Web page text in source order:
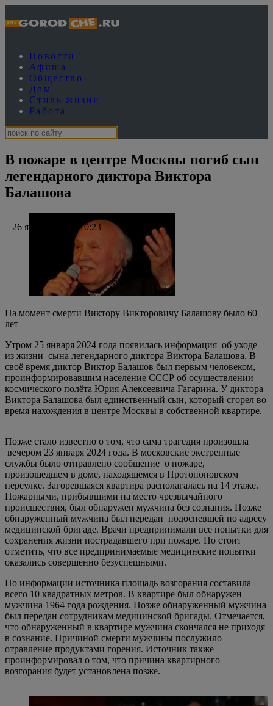
Новости
Афиша
Общество
Дом
Стиль жизни
Работа
В пожаре в центре Москвы погиб сын
легендарного диктора Виктора
Балашова
26 января 2024, 10:23
На момент смерти Виктору Викторовичу Балашову было 60
лет
Утром 25 января 2024 года появилась информация об уходе
из жизни сына легендарного диктора Виктора Балашова. В
своё время диктор Виктор Балашов был первым человеком,
проинформировавшим население СССР об осуществлении
космического полёта Юрия Алексеевича Гагарина. У диктора
Виктора Балашова был единственный сын, который сгорел во
время нахождения в центре Москвы в собственной квартире.
Позже стало известно о том, что сама трагедия произошла
вечером 23 января 2024 года. В московские экстренные
службы было отправлено сообщение о пожаре,
произошедшем в доме, находящемся в Протопоповском
переулке. Загоревшаяся квартира располагалась на 14 этаже.
Пожарными, прибывшими на место чрезвычайного
происшествия, был обнаружен мужчина без сознания. Позже
обнаруженный мужчина был передан подоспевшей по адресу
медицинской бригаде. Врачи предпринимали все попытки для
сохранения жизни пострадавшего при пожаре. Но стоит
отметить, что все предпринимаемые медицинские попытки
оказались совершенно безуспешными.
По информации источника площадь возгорания составила
всего 10 квадратных метров. В квартире был обнаружен
мужчина 1964 года рождения. Позже обнаруженный мужчина
был передан сотрудникам медицинской бригады. Отмечается,
что обнаруженный в квартире мужчина скончался не приходя
в сознание. Причиной смерти мужчины послужило
отравление продуктами горения. Источник также
проинформировал о том, что причина квартирного
возгорания будет установлена позже.